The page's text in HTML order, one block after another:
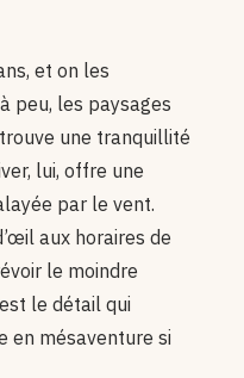
et on les
peu, les paysages
une tranquillité
lui, offre une
par le vent.
aux horaires de
le moindre
le détail qui
en mésaventure si